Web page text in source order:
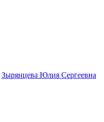
Зырянцева Юлия Сергеевна